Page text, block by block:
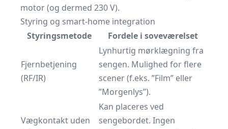
motor (og dermed 230 V).
Styring og smart-home integration
Styringsmetode
Fordele i soveværelset
Fjernbetjening
(RF/IR)
Lynhurtig mørklægning fra
sengen. Mulighed for flere
scener (f.eks. ”Film” eller
”Morgenlys”).
Vægkontakt uden
Kan placeres ved
sengebordet. Ingen